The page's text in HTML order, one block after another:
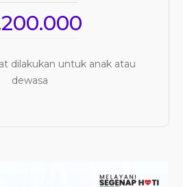
dilakukan untuk anak atau
dewasa